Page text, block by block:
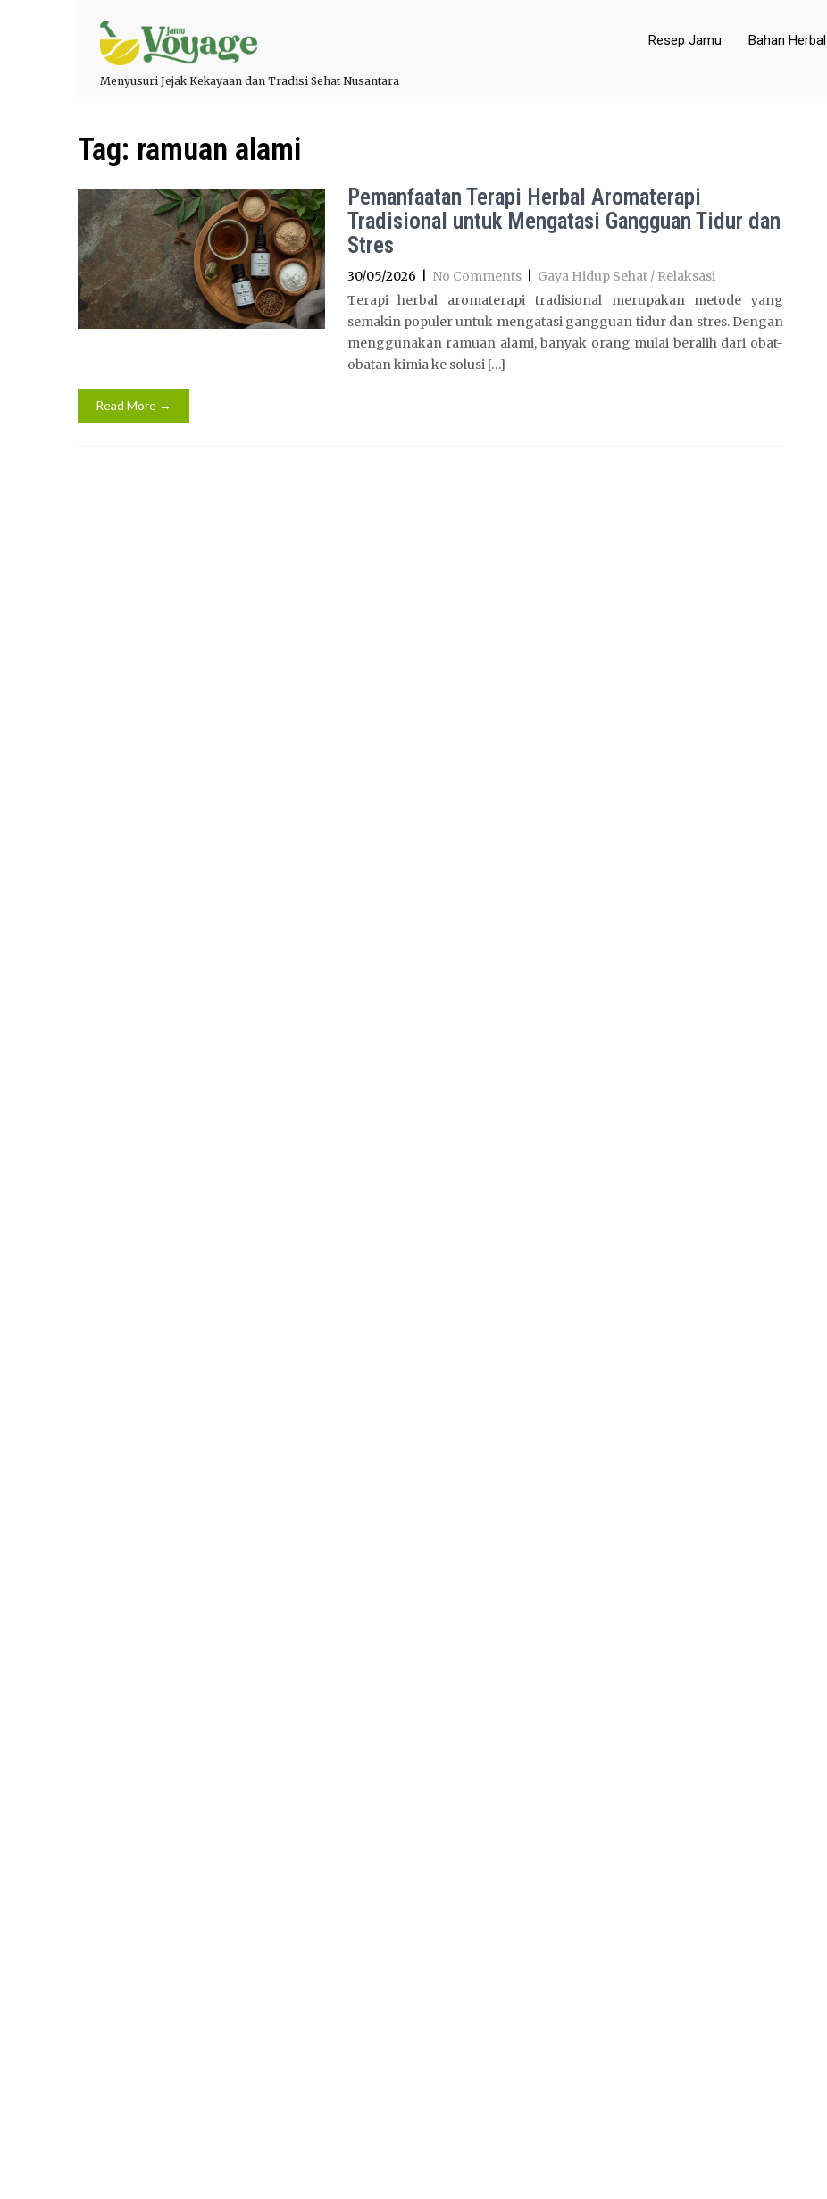
Menyusuri Jejak Kekayaan dan Tradisi Sehat Nusantara
Resep Jamu Bahan Herbal
Tag: ramuan alami
Pemanfaatan Terapi Herbal Aromaterapi
Tradisional untuk Mengatasi Gangguan Tidur dan
Stres
30/05/2026 No Comments
Gaya Hidup Sehat / Relaksasi
Terapi herbal aromaterapi tradisional merupakan metode yang
semakin populer untuk mengatasi gangguan tidur dan stres. Dengan
menggunakan ramuan alami, banyak orang mulai beralih dari obat-
obatan kimia ke solusi […]
Read More →